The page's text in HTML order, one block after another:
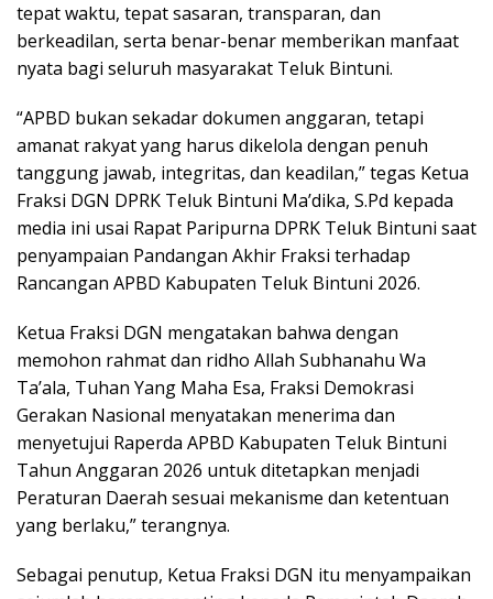
tepat waktu, tepat sasaran, transparan, dan
berkeadilan, serta benar-benar memberikan manfaat
nyata bagi seluruh masyarakat Teluk Bintuni.
“APBD bukan sekadar dokumen anggaran, tetapi
amanat rakyat yang harus dikelola dengan penuh
tanggung jawab, integritas, dan keadilan,” tegas Ketua
Fraksi DGN DPRK Teluk Bintuni Ma’dika, S.Pd kepada
media ini usai Rapat Paripurna DPRK Teluk Bintuni saat
penyampaian Pandangan Akhir Fraksi terhadap
Rancangan APBD Kabupaten Teluk Bintuni 2026.
Ketua Fraksi DGN mengatakan bahwa dengan
memohon rahmat dan ridho Allah Subhanahu Wa
Ta’ala, Tuhan Yang Maha Esa, Fraksi Demokrasi
Gerakan Nasional menyatakan menerima dan
menyetujui Raperda APBD Kabupaten Teluk Bintuni
Tahun Anggaran 2026 untuk ditetapkan menjadi
Peraturan Daerah sesuai mekanisme dan ketentuan
yang berlaku,” terangnya.
Sebagai penutup, Ketua Fraksi DGN itu menyampaikan